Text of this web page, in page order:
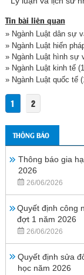
Tin bài liên quan
» Ngành Luật dân sự
» Ngành Luật hiến
» Ngành Luật hình sự
» Ngành Luật kinh tế
» Ngành Luật quốc tế
1 2
THÔNG BÁO
Thông báo gia
2026
26/06/2026
Quyết định công
đợt 1 năm 2026
26/06/2026
Quyết định sửa
học năm 2026